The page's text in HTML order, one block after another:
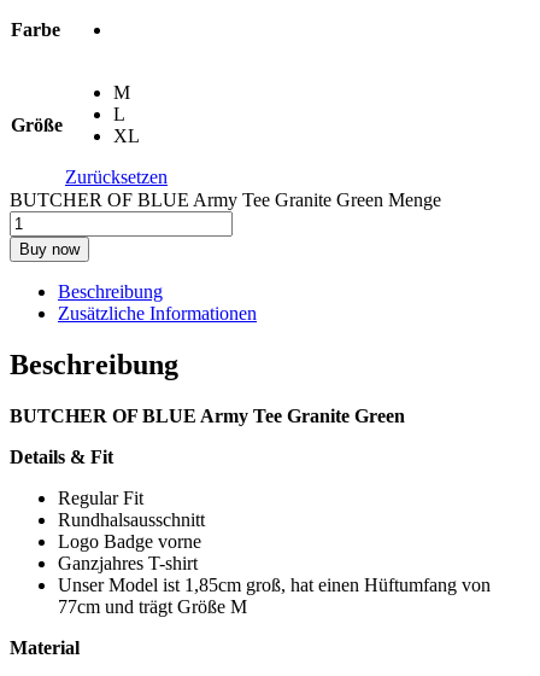
Farbe
Größe
M
L
XL
Zurücksetzen
BUTCHER OF BLUE Army Tee Granite Green Menge
Buy now
Beschreibung
Zusätzliche Informationen
Beschreibung
BUTCHER OF BLUE Army Tee Granite Green
Details & Fit
Regular Fit
Rundhalsausschnitt
Logo Badge vorne
Ganzjahres T-shirt
Unser Model ist 1,85cm groß, hat einen Hüftumfang von
77cm und trägt Größe M
Material